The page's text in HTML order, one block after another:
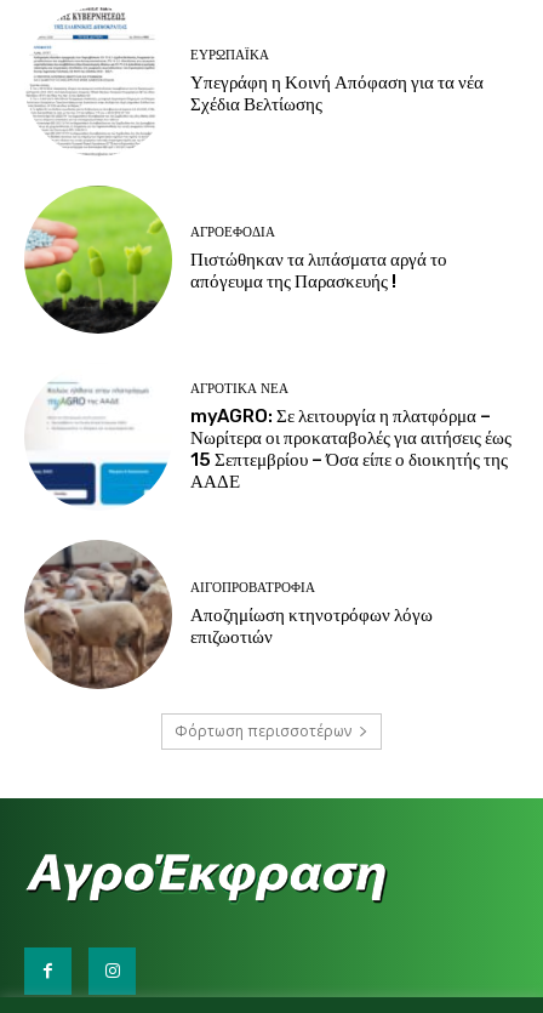
ΕΥΡΩΠΑΪΚΆ
Υπεγράφη η Κοινή Απόφαση για τα νέα
Σχέδια Βελτίωσης
ΑΓΡΟΕΦΌΔΙΑ
Πιστώθηκαν τα λιπάσματα αργά το
απόγευμα της Παρασκευής !
ΑΓΡΟΤΙΚΆ ΝΈΑ
myAGRO: Σε λειτουργία η πλατφόρμα –
Νωρίτερα οι προκαταβολές για αιτήσεις έως
15 Σεπτεμβρίου – Όσα είπε ο διοικητής της
ΑΑΔΕ
ΑΙΓΟΠΡΟΒΑΤΡΟΦΊΑ
Αποζημίωση κτηνοτρόφων λόγω
επιζωοτιών
Φόρτωση περισσοτέρων